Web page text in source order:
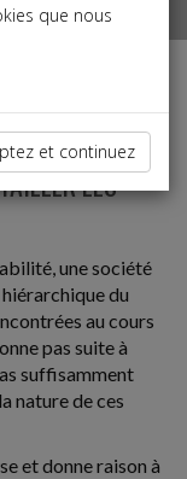
LES
une société
du
au cours
pas suite à
suffisamment
nature de ces
et donne raison à
que nous
et continuez